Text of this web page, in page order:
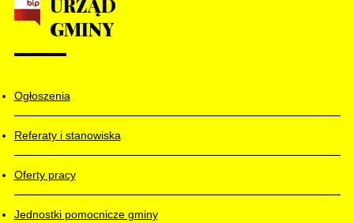
GMINY
Ogłoszenia
Referaty i stanowiska
Oferty pracy
Jednostki pomocnicze gminy